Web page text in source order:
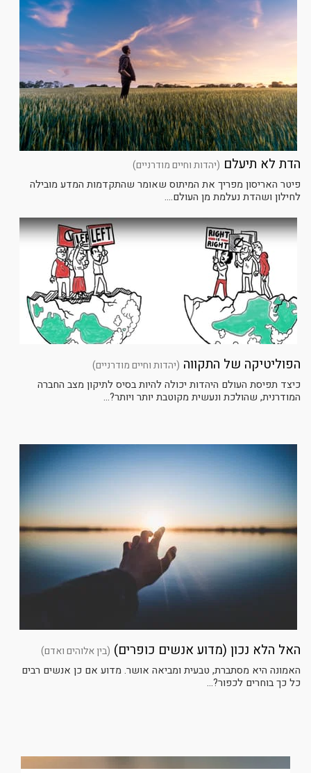
הדת לא תיעלם (יהדות וחיים מודרניים)
פיטר האריסון מפריך את המיתוס שאומר שהתקדמות המדע מובילה
לחילון ושהדת נעלמת מן העולם....
הפוליטיקה של התקווה (יהדות וחיים מודרניים)
כיצד תפיסת העולם היהדות יכולה להיות בסיס לתיקון מצב החברה
המודרנית, שהולכת ונעשית מקוטבת יותר ויותר?...
האל הלא נכון (מדוע אנשים כופרים) (בין אלוהים ואדם)
האמונה היא מסתברת, טבעית ומביאה אושר. מדוע אם כן אנשים רבים
כל כך בוחרים לכפור?...